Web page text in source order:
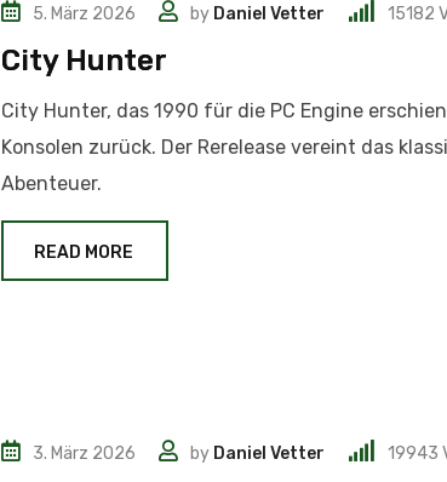
5. März 2026 by Daniel Vetter 15182
City Hunter
City Hunter, das 1990 für die PC Engine
Konsolen zurück. Der Rerelease vereint das
Abenteuer.
READ MORE
3. März 2026 by Daniel Vetter 19943